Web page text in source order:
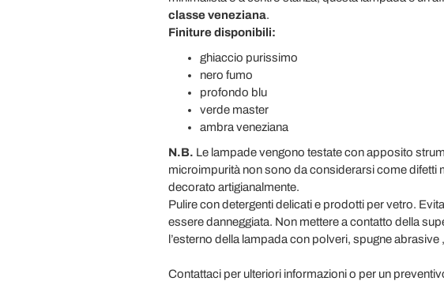
classe veneziana.
Finiture disponibili:
ghiaccio purissimo
nero fumo
profondo blu
verde master
ambra veneziana
N.B. Le lampade vengono testate con apposito
microimpurità non sono da considerarsi come difetti
decorato artigianalmente.
Pulire con detergenti delicati e prodotti per vetro.
essere danneggiata. Non mettere a contatto della
l’esterno della lampada con polveri, spugne
Contattaci per ulteriori informazioni o per un